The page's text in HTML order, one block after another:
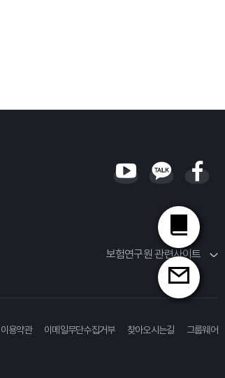
보험연구원 관련사이트
이용약관 이메일무단수집거부 찾아오시는길 그룹웨어